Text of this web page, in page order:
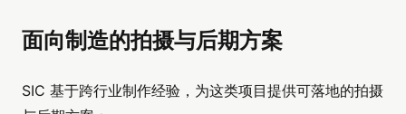
面向制造的拍摄与后期方案
SIC 基于跨行业制作经验，为这类项目提供可落地的拍摄